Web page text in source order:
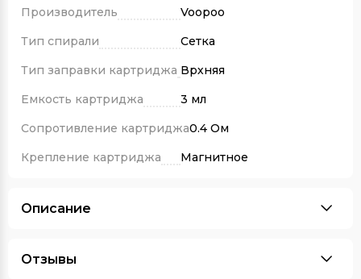
Производитель
Voopoo
Тип спирали
Сетка
Тип заправки картриджа Врхняя
Емкость картриджа
3 мл
Сопротивление картриджа0.4 Ом
Крепление картриджа
Магнитное
Описание
Отзывы